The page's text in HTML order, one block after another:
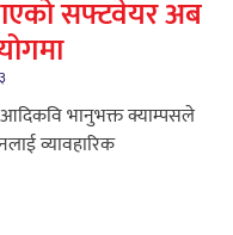
सफ्टवेयर अब
भानुभक्त क्याम्पसले
व्यावहारिक